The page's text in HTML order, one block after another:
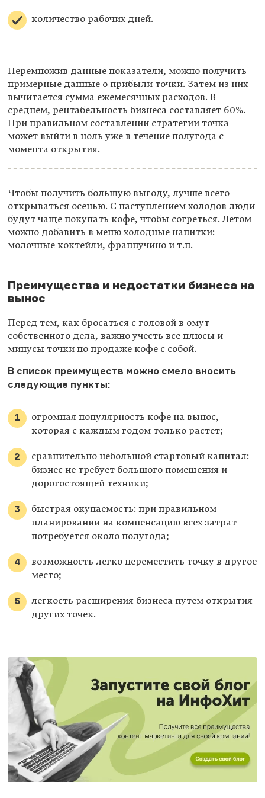
количество рабочих дней.
Перемножив данные показатели, можно получить
примерные данные о прибыли точки. Затем из них
вычитается сумма ежемесячных расходов. В
среднем, рентабельность бизнеса составляет 60%.
При правильном составлении стратегии точка
может выйти в ноль уже в течение полугода с
момента открытия.
Чтобы получить большую выгоду, лучше всего
открываться осенью. С наступлением холодов люди
будут чаще покупать кофе, чтобы согреться. Летом
можно добавить в меню холодные напитки:
молочные коктейли, фраппучино и т.п.
Преимущества и недостатки бизнеса на
вынос
Перед тем, как бросаться с головой в омут
собственного дела, важно учесть все плюсы и
минусы точки по продаже кофе с собой.
В список преимуществ можно смело вносить
следующие пункты:
огромная популярность кофе на вынос,
которая с каждым годом только растет;
сравнительно небольшой стартовый капитал:
бизнес не требует большого помещения и
дорогостоящей техники;
быстрая окупаемость: при правильном
планировании на компенсацию всех затрат
потребуется около полугода;
возможность легко переместить точку в другое
место;
легкость расширения бизнеса путем открытия
других точек.